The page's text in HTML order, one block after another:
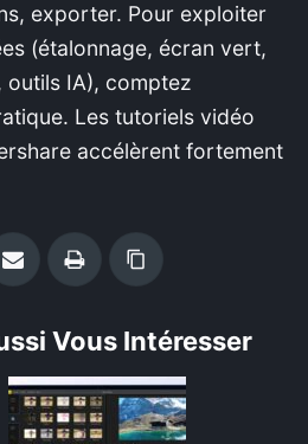
exporter. Pour exploiter
(étalonnage, écran vert,
outils IA), comptez
Les tutoriels vidéo
accélèrent fortement
Vous Intéresser